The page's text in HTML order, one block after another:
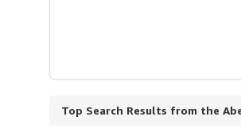
Top Search Results from the